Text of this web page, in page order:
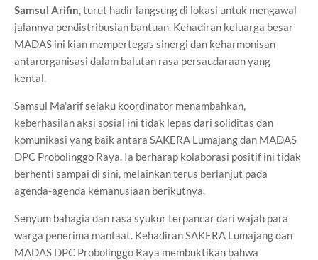
Samsul Arifin, turut hadir langsung di lokasi untuk mengawal
jalannya pendistribusian bantuan. Kehadiran keluarga besar
MADAS ini kian mempertegas sinergi dan keharmonisan
antarorganisasi dalam balutan rasa persaudaraan yang
kental.
Samsul Ma'arif selaku koordinator menambahkan,
keberhasilan aksi sosial ini tidak lepas dari soliditas dan
komunikasi yang baik antara SAKERA Lumajang dan MADAS
DPC Probolinggo Raya. Ia berharap kolaborasi positif ini tidak
berhenti sampai di sini, melainkan terus berlanjut pada
agenda-agenda kemanusiaan berikutnya.
Senyum bahagia dan rasa syukur terpancar dari wajah para
warga penerima manfaat. Kehadiran SAKERA Lumajang dan
MADAS DPC Probolinggo Raya membuktikan bahwa